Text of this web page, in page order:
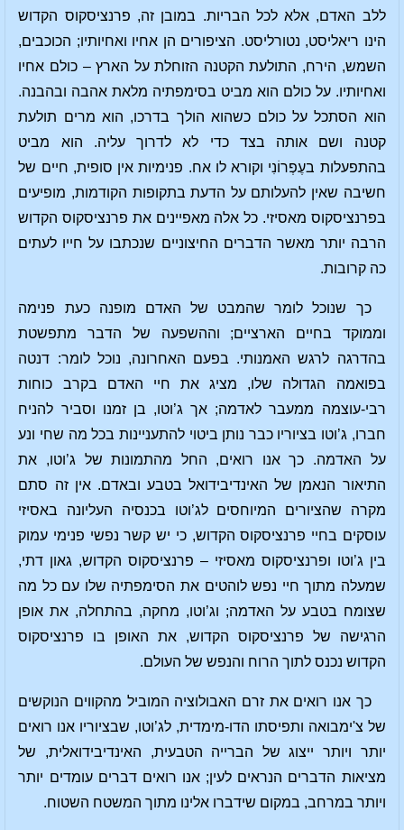
ללב האדם, אלא לכל הבריות. במובן זה, פרנציסקוס הקדוש
הינו ריאליסט, נטורליסט. הציפורים הן אחיו ואחיותיו; הכוכבים,
השמש, הירח, התולעת הקטנה הזוחלת על הארץ – כולם אחיו
ואחיותיו. על כולם הוא מביט בסימפתיה מלאת אהבה ובהבנה.
הוא הסתכל על כולם כשהוא הולך בדרכו, הוא מרים תולעת
קטנה ושם אותה בצד כדי לא לדרוך עליה. הוא מביט
בהתפעלות בעֶפְרוֹנִי וקורא לו אח. פנימיות אין סופית, חיים של
חשיבה שאין להעלותם על הדעת בתקופות הקודמות, מופיעים
בפרנציסקוס מאסיזי. כל אלה מאפיינים את פרנציסקוס הקדוש
הרבה יותר מאשר הדברים החיצוניים שנכתבו על חייו לעתים
כה קרובות.
כך שנוכל לומר שהמבט של האדם מופנה כעת פנימה
וממוקד בחיים הארציים; וההשפעה של הדבר מתפשטת
בהדרגה לרגש האמנותי. בפעם האחרונה, נוכל לומר: דנטה
בפואמה הגדולה שלו, מציג את חיי האדם בקרב כוחות
רבי-עוצמה ממעבר לאדמה; אך ג’וטו, בן זמנו וסביר להניח
חברו, ג’וטו בציוריו כבר נותן ביטוי להתעניינות בכל מה שחי ונע
על האדמה. כך אנו רואים, החל מהתמונות של ג’וטו, את
התיאור הנאמן של האינדיבידואל בטבע ובאדם. אין זה סתם
מקרה שהציורים המיוחסים לג’וטו בכנסיה העליונה באסיזי
עוסקים בחיי פרנציסקוס הקדוש, כי יש קשר נפשי פנימי עמוק
בין ג’וטו ופרנציסקוס מאסיזי – פרנציסקוס הקדוש, גאון דתי,
שמעלה מתוך חיי נפש לוהטים את הסימפתיה שלו עם כל מה
שצומח בטבע על האדמה; וג’וטו, מחקה, בהתחלה, את אופן
הרגישה של פרנציסקוס הקדוש, את האופן בו פרנציסקוס
הקדוש נכנס לתוך הרוח והנפש של העולם.
כך אנו רואים את זרם האבולוציה המוביל מהקווים הנוקשים
של צ'ימבואה ותפיסתו הדו-מימדית, לג’וטו, שבציוריו אנו רואים
יותר ויותר ייצוג של הברייה הטבעית, האינדיבידואלית, של
מציאות הדברים הנראים לעין; אנו רואים דברים עומדים יותר
ויותר במרחב, במקום שידברו אלינו מתוך המשטח השטוח.